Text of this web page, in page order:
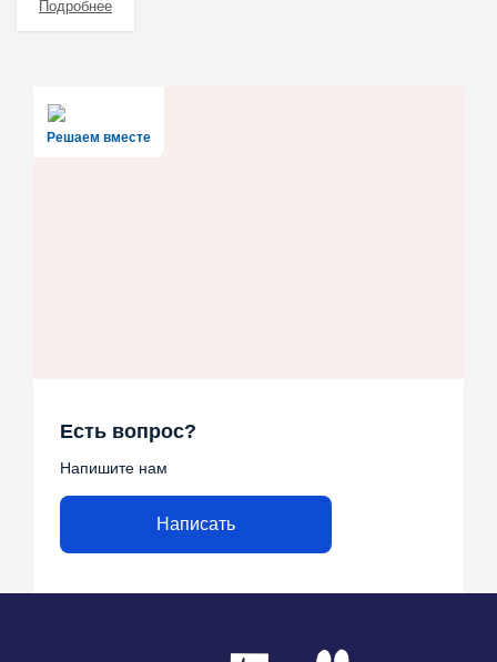
Подробнее
Решаем вместе
Есть вопрос?
Напишите нам
Написать